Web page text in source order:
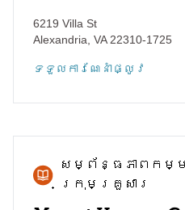
6219 Villa St
Alexandria VA22310-1725
ទទួល​ការណែនាំ​ផ្លូវ
សម្ព័ន្ធភាព​កម្
ក្រុមគ្រួសារ